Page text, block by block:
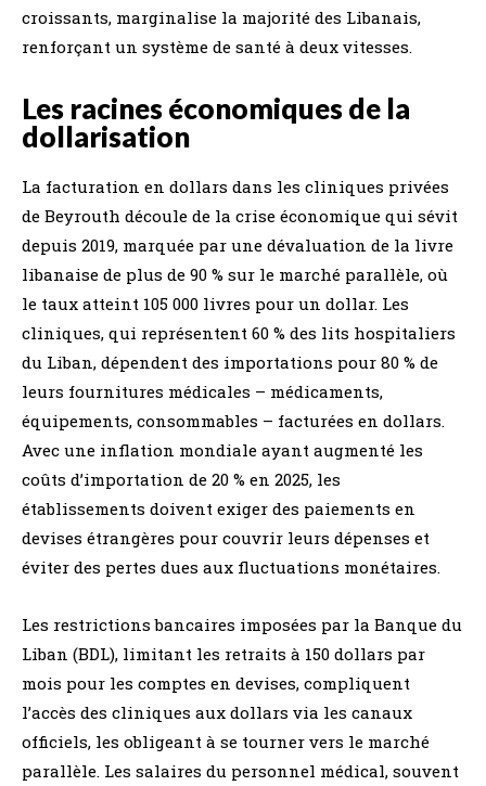
croissants, marginalise la majorité des Libanais,
renforçant un système de santé à deux vitesses.
Les racines économiques de la
dollarisation
La facturation en dollars dans les cliniques privées
de Beyrouth découle de la crise économique qui sévit
depuis 2019, marquée par une dévaluation de la livre
libanaise de plus de 90 % sur le marché parallèle, où
le taux atteint 105 000 livres pour un dollar. Les
cliniques, qui représentent 60 % des lits hospitaliers
du Liban, dépendent des importations pour 80 % de
leurs fournitures médicales – médicaments,
équipements, consommables – facturées en dollars.
Avec une inflation mondiale ayant augmenté les
coûts d’importation de 20 % en 2025, les
établissements doivent exiger des paiements en
devises étrangères pour couvrir leurs dépenses et
éviter des pertes dues aux fluctuations monétaires.
Les restrictions bancaires imposées par la Banque du
Liban (BDL), limitant les retraits à 150 dollars par
mois pour les comptes en devises, compliquent
l’accès des cliniques aux dollars via les canaux
officiels, les obligeant à se tourner vers le marché
parallèle. Les salaires du personnel médical, souvent